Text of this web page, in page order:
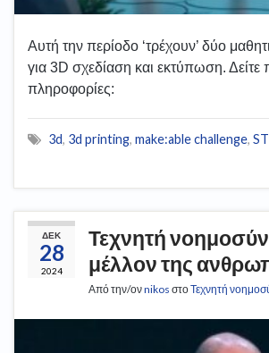
Αυτή την περίοδο ‘τρέχουν’ δύο
για 3D σχεδίαση και εκτύπωση. Δείτε
πληροφορίες:
3d, 3d printing, make:able challenge,
ΔΕΚ
28
2024
Τεχνητή
μέλλον της
Από την/ονnikos στοΤεχνητή